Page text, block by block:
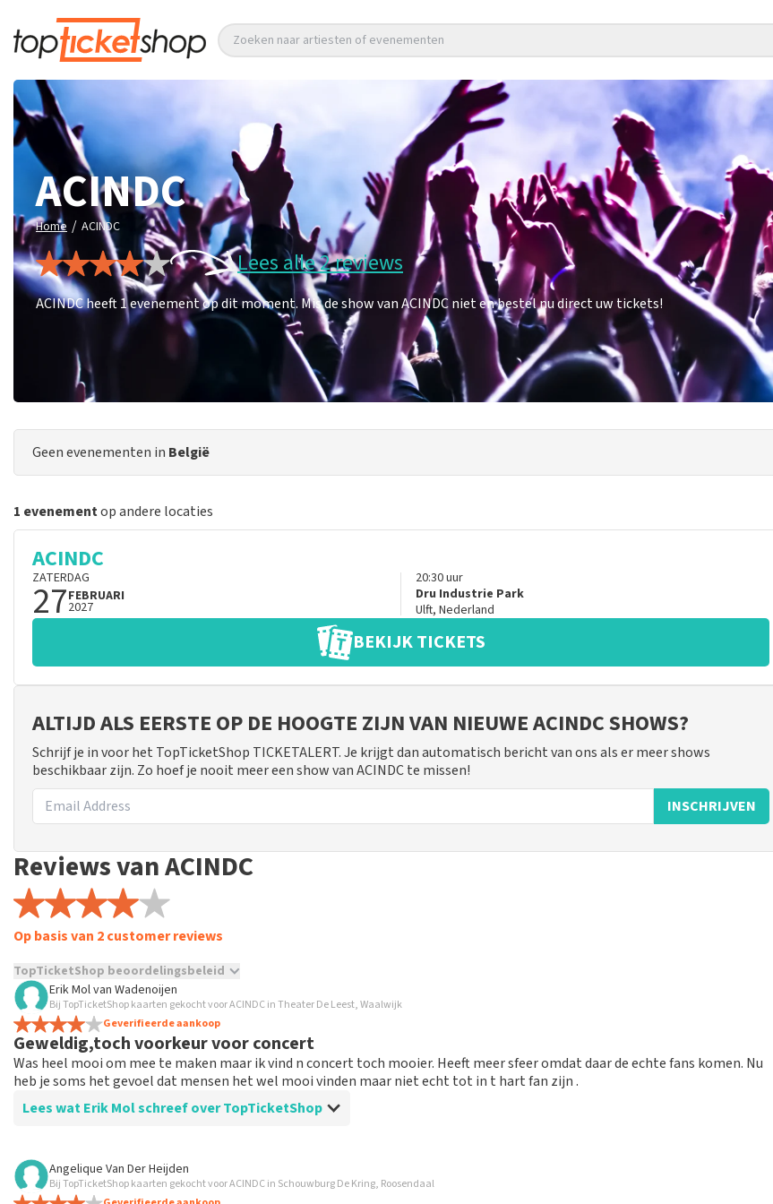
Zoeken naar artiesten of evenementen
ACINDC
Home / ACINDC
Lees alle 2 reviews
ACINDC heeft 1 evenement op dit moment. Mis de show van ACINDC niet en bestel nu direct uw tickets!
Geen evenementen in België
1 evenementop andere locaties
ACINDC
ZATERDAG
27FEBRUARI
2027
20:30uur
Dru Industrie Park
Ulft, Nederland
BEKIJK TICKETS
ALTIJD ALS EERSTE OP DE HOOGTE ZIJN VAN NIEUWE ACINDC SHOWS?
Schrijf je in voor het TopTicketShop TICKETALERT. Je krijgt dan automatisch bericht van ons als er meer shows
beschikbaar zijn. Zo hoef je nooit meer een show van ACINDC te missen!
INSCHRIJVEN
Reviews van ACINDC
Op basis van 2 customer reviews
TopTicketShop beoordelingsbeleid
TopTicketShop verzamelt reviews van echte klanten. Het is niet mogelijk om een review achter te laten als je geen tickets
hebt aangeschaft bij TopTicketShop. Reviews met grof taalgebruik en/of onwaarheden worden niet geplaatst. Het kan enkele
weken duren voordat een review wordt geplaatst.
Erik Molvan Wadenoijen
Bij TopTicketShop kaarten gekocht voor ACINDC in Theater De Leest, Waalwijk
Geverifieerde aankoop
Geweldig,toch voorkeur voor concert
Was heel mooi om mee te maken maar ik vind n concert toch mooier. Heeft meer sfeer omdat daar de echte fans komen. Nu
heb je soms het gevoel dat mensen het wel mooi vinden maar niet echt tot in t hart fan zijn .
Lees wat Erik Mol schreef over TopTicketShop
Beoordeling van Erik Mol over
Super geregeld maar vind de marge op de ticketprijs erg groot
Angelique Van Der Heijden
Bij TopTicketShop kaarten gekocht voor ACINDC in Schouwburg De Kring, Roosendaal